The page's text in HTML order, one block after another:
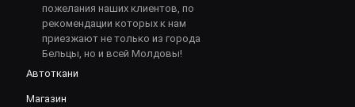
пожелания наших клиентов, по
рекомендации которых к нам
приезжают не только из города
Бельцы, но и всей Молдовы!
Автоткани
Магазин